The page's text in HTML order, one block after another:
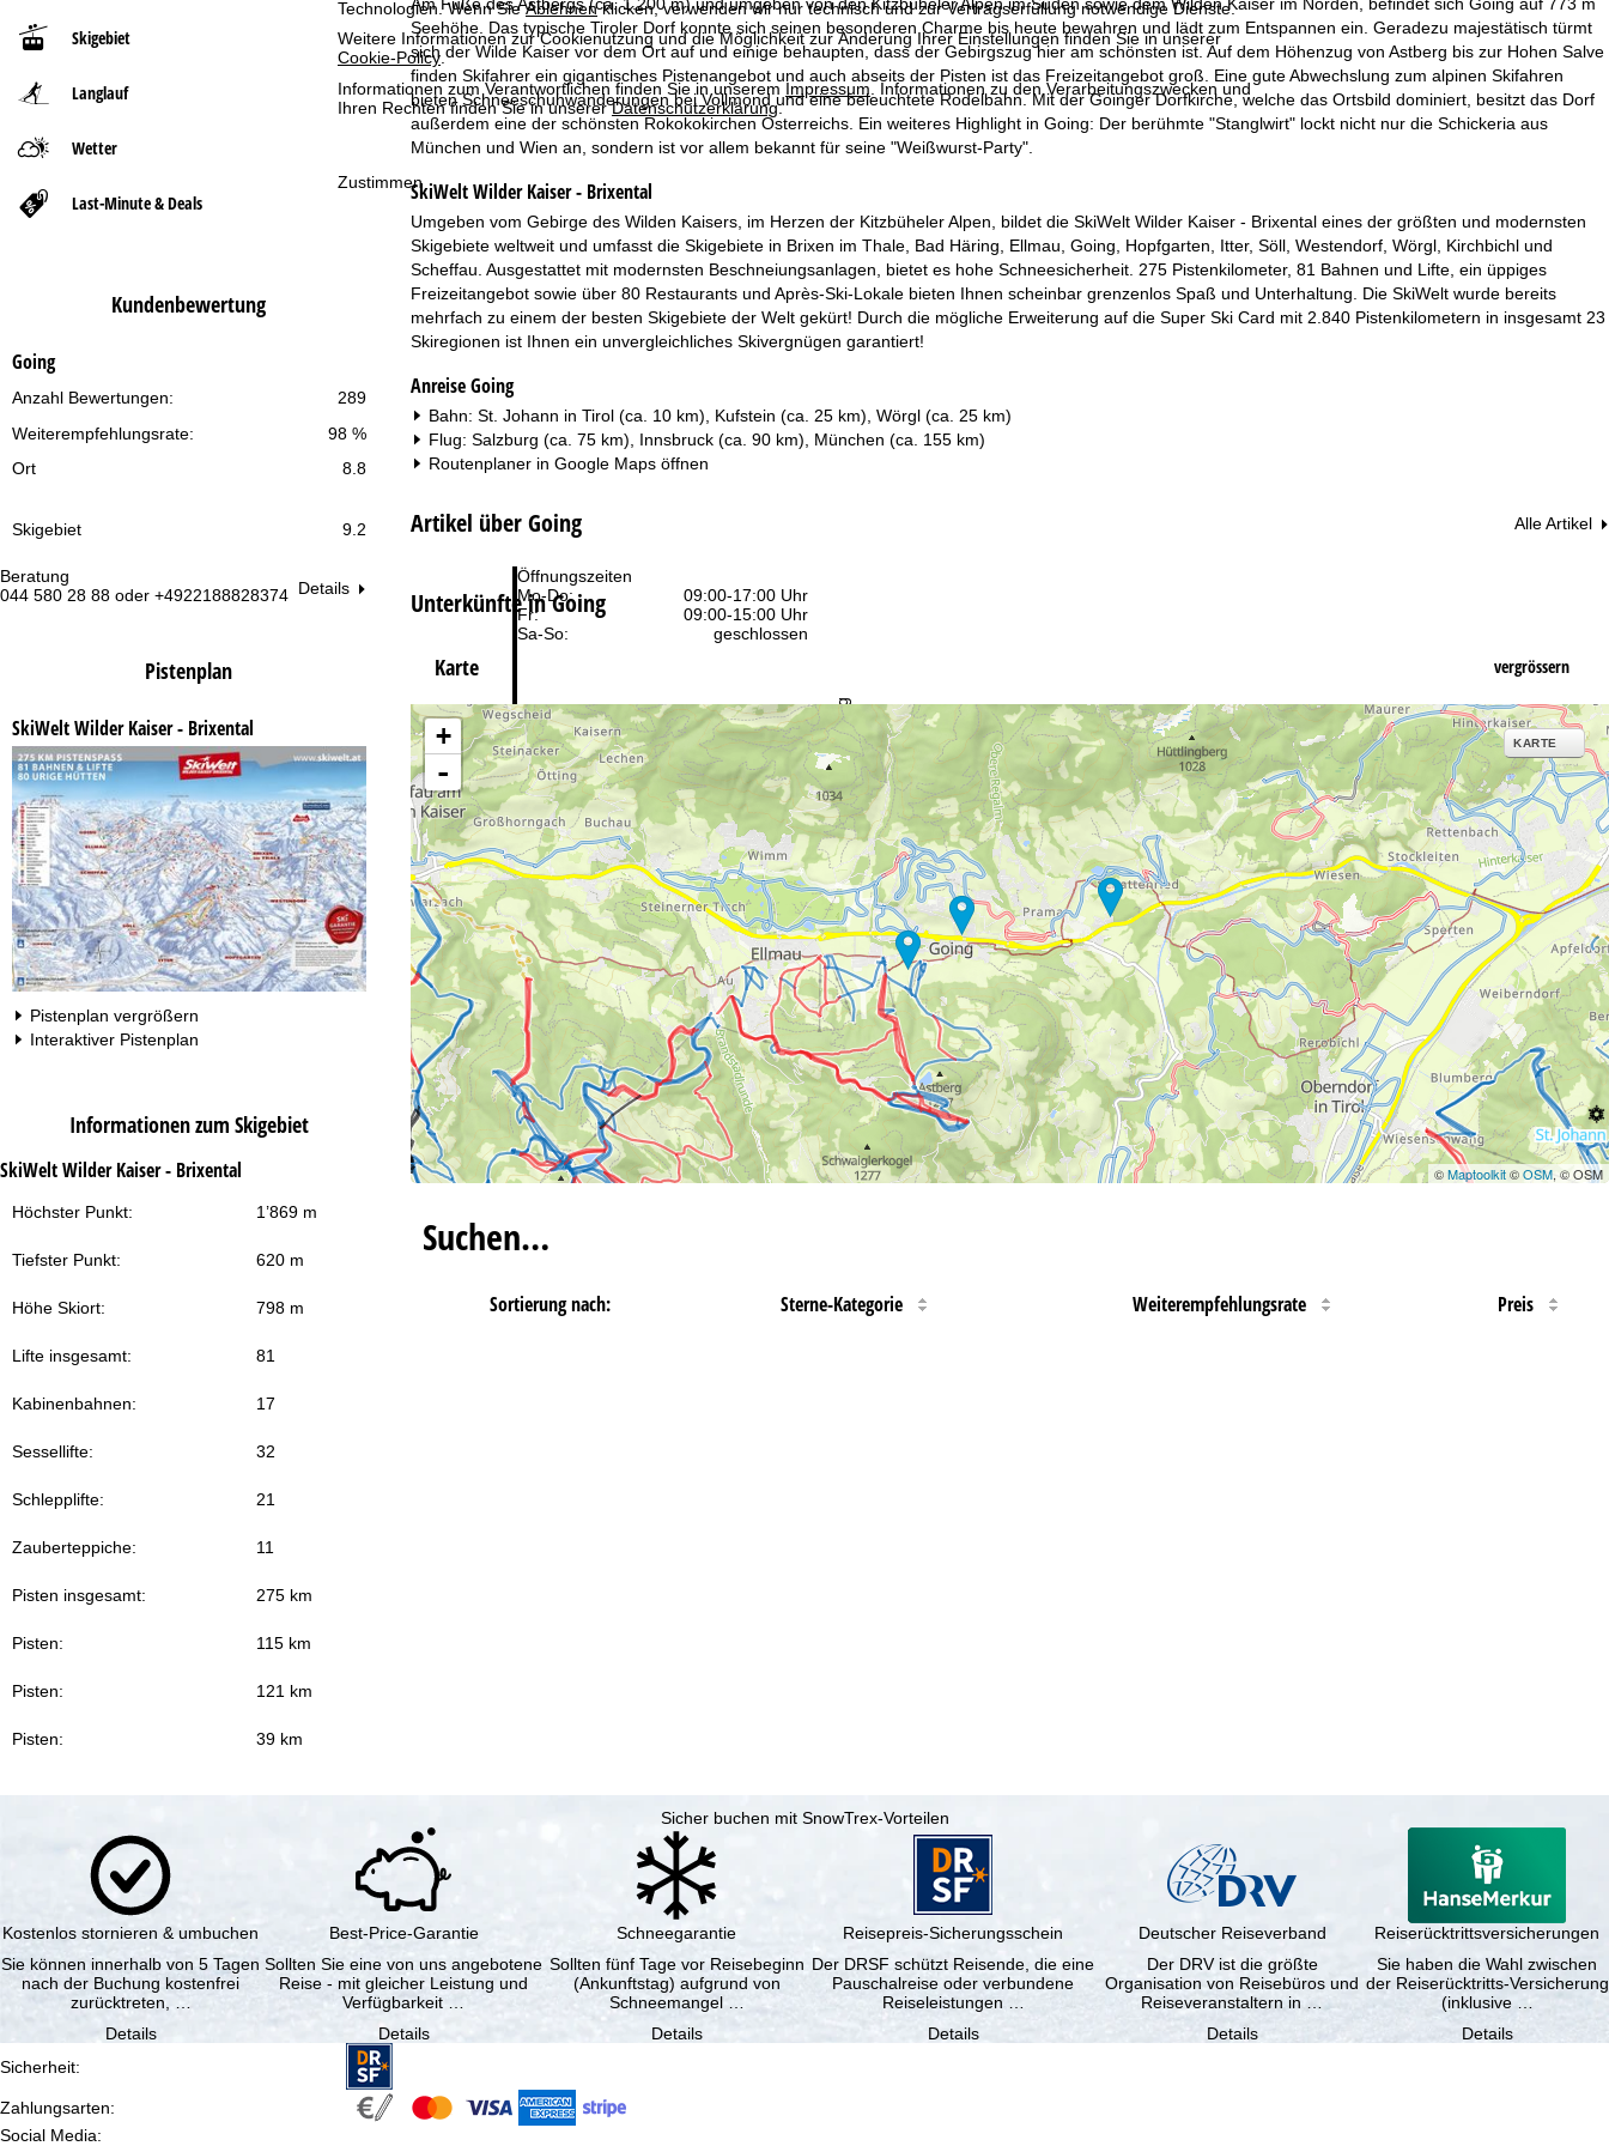
Technologien. Wenn SieAblehnenklicken, verwenden wir nur technisch und zur Vertragserfüllung notwendige Dienste.
Weitere Informationen zur Cookienutzung und die Möglichkeit zur Änderung Ihrer Einstellungen finden Sie in unserer
Cookie-Policy
Informationen zum Verantwortlichen finden Sie in unserem Impressum . Informationen zu den Verarbeitungszwecken und
Ihren Rechten finden Sie in unsererDatenschutzerklärung.
Zustimmen
Beratung
044 580 28 88 oder +4922188828374
Öffnungszeiten
Mo-Do:
09:00-17:00 Uhr
Fr:
09:00-15:00 Uhr
Sa-So:
geschlossen
Zur Kontaktseite
Beratung
Skigebiet
Langlauf
Wetter
Last-Minute & Deals
Kundenbewertung
Going
289
Anzahl Bewertungen:
98 %
Weiterempfehlungsrate:
Ort
8.8
Skigebiet 9.2
Details
Pistenplan
SkiWelt Wilder Kaiser - Brixental
Pistenplan vergrößern
Interaktiver Pistenplan
Informationen zum Skigebiet
SkiWelt Wilder Kaiser - Brixental
Höchster Punkt: 1’869 m
Tiefster Punkt: 620 m
Höhe Skiort: 798 m
Lifte insgesamt: 81
Kabinenbahnen: 17
Sessellifte: 32
Schlepplifte: 21
Zauberteppiche: 11
Pisten insgesamt: 275 km
Pisten: 115 km
Pisten: 121 km
Pisten: 39 km
t
s
e
i
t
e
Seehöhe. Das typische Tiroler Dorf konnte sich seinen besonderen Charme bis heute bewahren und lädt zum Entspannen ein. Geradezu majestätisch türmt
sich der Wilde Kaiser vor dem Ort auf und einige behaupten, dass der Gebirgszug hier am schönsten ist. Auf dem Höhenzug von Astberg bis zur Hohen Salve
finden Skifahrer ein gigantisches Pistenangebot und auch abseits der Pisten ist das Freizeitangebot groß. Eine gute Abwechslung zum alpinen Skifahren
bieten Schneeschuhwanderungen bei Vollmond und eine beleuchtete Rodelbahn. Mit der Goinger Dorfkirche, welche das Ortsbild dominiert, besitzt das Dorf
außerdem eine der schönsten Rokokokirchen Österreichs. Ein weiteres Highlight in Going: Der berühmte "Stanglwirt" lockt nicht nur die Schickeria aus
München und Wien an, sondern ist vor allem bekannt für seine "Weißwurst-Party".
SkiWelt Wilder Kaiser - Brixental
Umgeben vom Gebirge des Wilden Kaisers, im Herzen der Kitzbüheler Alpen, bildet die SkiWelt Wilder Kaiser - Brixental eines der größten und modernsten
Skigebiete weltweit und umfasst die Skigebiete in Brixen im Thale, Bad Häring, Ellmau, Going, Hopfgarten, Itter, Söll, Westendorf, Wörgl, Kirchbichl und
Scheffau. Ausgestattet mit modernsten Beschneiungsanlagen, bietet es hohe Schneesicherheit. 275 Pistenkilometer, 81 Bahnen und Lifte, ein üppiges
Freizeitangebot sowie über 80 Restaurants und Après-Ski-Lokale bieten Ihnen scheinbar grenzenlos Spaß und Unterhaltung. Die SkiWelt wurde bereits
mehrfach zu einem der besten Skigebiete der Welt gekürt! Durch die mögliche Erweiterung auf die Super Ski Card mit 2.840 Pistenkilometern in insgesamt 23
Skiregionen ist Ihnen ein unvergleichliches Skivergnügen garantiert!
Anreise Going
Bahn: St. Johann in Tirol (ca. 10 km), Kufstein (ca. 25 km), Wörgl (ca. 25 km)
Flug: Salzburg (ca. 75 km), Innsbruck (ca. 90 km), München (ca. 155 km)
Routenplaner in Google Mapsöffnen
Artikel über Going Alle Artikel
Unterkünfte in Going
Karte vergrössern
+
-
KARTE
©Maptoolkit©OSM, © OSM
Suchen…
Sortierung nach: Sterne-Kategorie Weiterempfehlungsrate Preis
Sicher buchen mit SnowTrex-Vorteilen
Kostenlos stornieren & umbuchen
Sie können innerhalb von 5 Tagen
nach der Buchung kostenfrei
zurücktreten, …
Details
Best-Price-Garantie
Sollten Sie eine von uns angebotene
Reise - mit gleicher Leistung und
Verfügbarkeit …
Details
Schneegarantie
Sollten fünf Tage vor Reisebeginn
(Ankunftstag) aufgrund von
Schneemangel …
Details
Reisepreis-Sicherungsschein
Der DRSF schützt Reisende, die eine
Pauschalreise oder verbundene
Reiseleistungen …
Details
Deutscher Reiseverband
Der DRV ist die größte
Organisation von Reisebüros und
Reiseveranstaltern in …
Details
Reiserücktrittsversicherungen
Sie haben die Wahl zwischen
der Reiserücktritts-Versicherung
(inklusive …
Details
Sicherheit:
Zahlungsarten:
Social Media: